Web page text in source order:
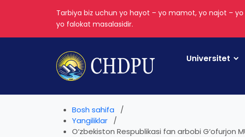
Tarbiya biz uchun yo hayot – yo mamot, yo najot –
yo falokat masalasidir.
Universitet
Bosh sahifa
Yangiliklar
O‘zbekiston Respublikasi fan arbobi G‘ofurjon